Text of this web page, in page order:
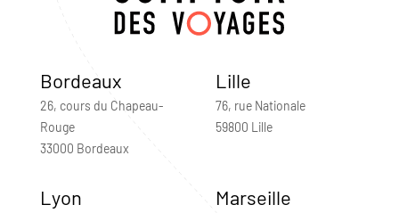
Bordeaux
26, cours du Chapeau-
Rouge
33000 Bordeaux
Lille
76, rue Nationale
59800 Lille
Lyon Marseille